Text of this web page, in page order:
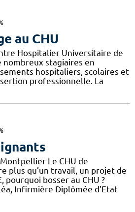
au CHU
Hospitalier Universitaire de
stagiaires en
hospitaliers, scolaires et
professionnelle. La
Le CHU de
plus qu’un travail, un projet de
pourquoi bosser au CHU ?
Infirmière Diplômée d'Etat